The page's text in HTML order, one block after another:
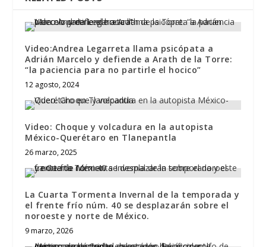
Video:Andrea Legarreta llama psicópata a
Adrián Marcelo y defiende a Arath de la Torre:
“la paciencia para no partirle el hocico”
12 agosto, 2024
Video: Choque y volcadura en la autopista
México-Querétaro en Tlanepantla
26 marzo, 2025
La Cuarta Tormenta Invernal de la temporada y
el frente frío núm. 40 se desplazarán sobre el
noroeste y norte de México.
9 marzo, 2026